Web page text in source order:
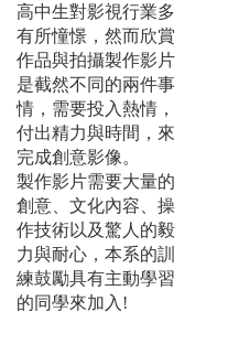
高中生對影視行業多
有所憧憬，然而欣賞
作品與拍攝製作影片
是截然不同的兩件事
情，需要投入熱情，
付出精力與時間，來
完成創意影像。
製作影片需要大量的
創意、文化內容、操
作技術以及驚人的毅
力與耐心，本系的訓
練鼓勵具有主動學習
的同學來加入!